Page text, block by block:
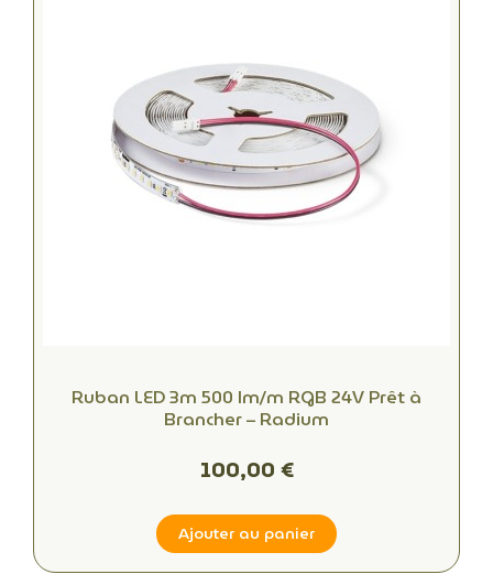
Ruban LED 3m 500 lm/m RGB 24V Prêt à
Brancher – Radium
100,00 €
Ajouter au panier